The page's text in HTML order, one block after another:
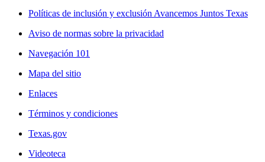
Políticas de inclusión y exclusión Avancemos Juntos Texas
Aviso de normas sobre la privacidad
Navegación 101
Mapa del sitio
Enlaces
Términos y condiciones
Texas.gov
Videoteca